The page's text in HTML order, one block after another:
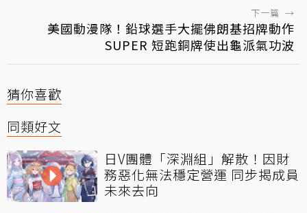
下一篇 →
美國動漫隊！鉛球選手大擺佛朗基招牌動作
SUPER 短跑銅牌使出龜派氣功波
猜你喜歡
同類好文
日V團體「深淵組」解散！因財
務惡化無法穩定營運 同步揭成員
未來去向